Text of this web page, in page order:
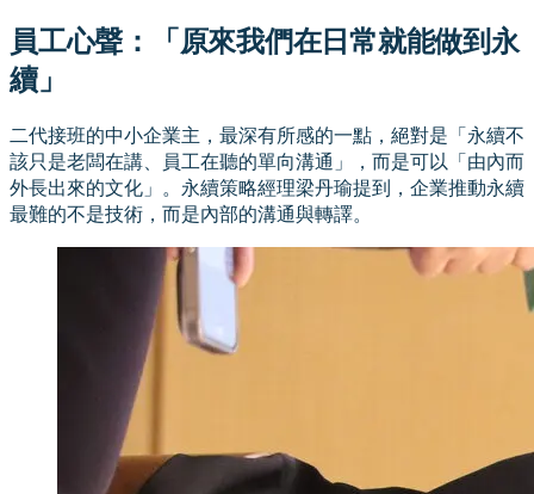
員工心聲：「原來我們在日常就能做到永
續」
二代接班的中小企業主，最深有所感的一點，絕對是「永續不
該只是老闆在講、員工在聽的單向溝通」，而是可以「由內而
外長出來的文化」。永續策略經理梁丹瑜提到，企業推動永續
最難的不是技術，而是內部的溝通與轉譯。